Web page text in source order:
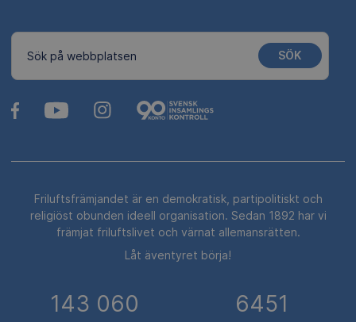
Sök på webbplatsen SÖK
Friluftsfrämjandet är en demokratisk, partipolitiskt och
religiöst obunden ideell organisation. Sedan 1892 har vi
främjat friluftslivet och värnat allemansrätten.
Låt äventyret börja!
143 060 6451